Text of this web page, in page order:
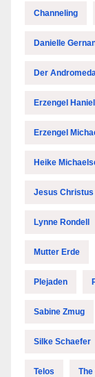
Channeling
Danielle
Der
Erzengel Haniel
Erzengel
Heike
Jesus Christus
Lynne Rondell
Mutter Erde
Plejaden
Sabine Zmug
Silke Schaefer
Telos The